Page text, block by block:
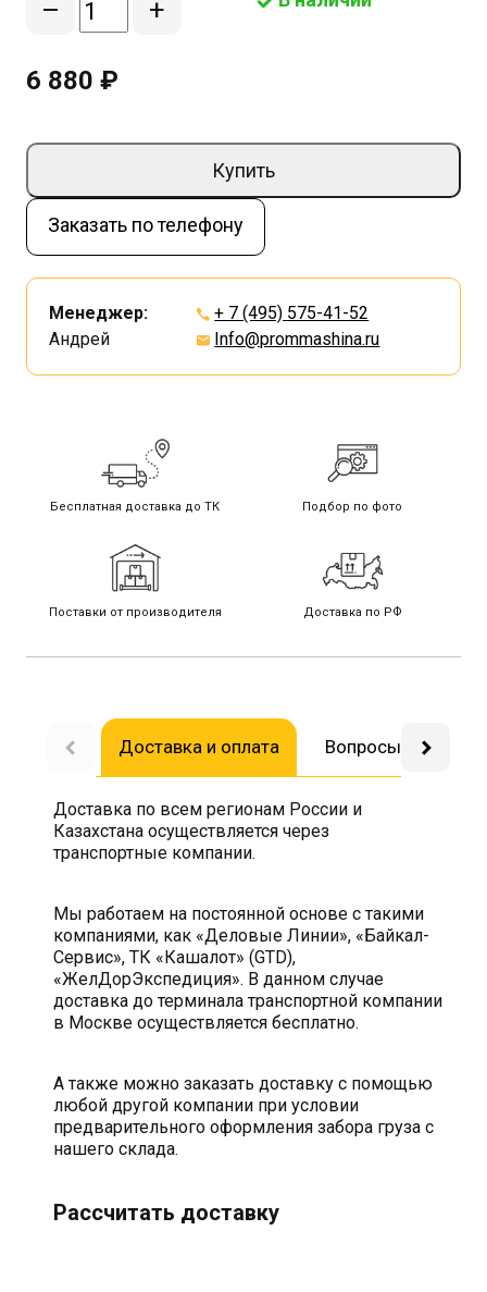
– +
6 880 ₽
Купить
Заказать по телефону
Менеджер:
Андрей
+ 7 (495) 575-41-52
Info@prommashina.ru
Бесплатная доставка до ТК Подбор по фото
Поставки от производителя Доставка по РФ
Доставка и оплата Вопросы-ответы
Доставка по всем регионам России и
Казахстана осуществляется через
транспортные компании.
Мы работаем на постоянной основе с такими
компаниями, как «Деловые Линии», «Байкал-
Сервис», ТК «Кашалот» (GTD),
«ЖелДорЭкспедиция». В данном случае
доставка до терминала транспортной компании
в Москве осуществляется бесплатно.
А также можно заказать доставку с помощью
любой другой компании при условии
предварительного оформления забора груза с
нашего склада.
Рассчитать доставку